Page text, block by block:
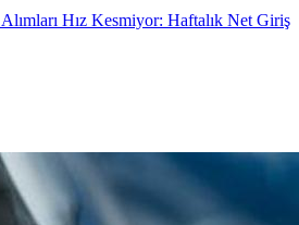
Hız Kesmiyor: Haftalık Net Giriş